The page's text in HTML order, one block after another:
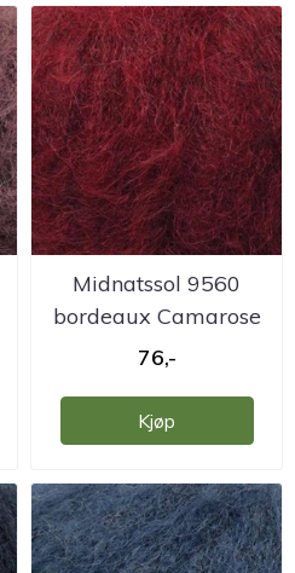
Midnatssol 9560
bordeaux Camarose
76,-
Kjøp